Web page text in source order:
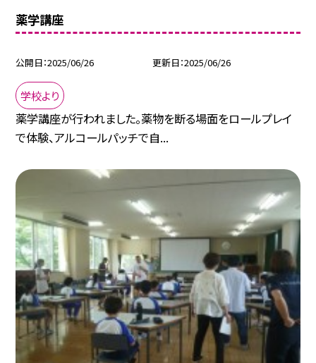
薬学講座
公開日 2025/06/26 更新日 2025/06/26
学校より
薬学講座が行われました。薬物を断る場面をロールプレイ
で体験、アルコールパッチで自...